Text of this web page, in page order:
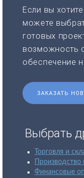
Если вы
можете
готовых
возможность
обеспечение
ЗАКАЗАТЬ
Выбрать
Торговля и
Финансовые